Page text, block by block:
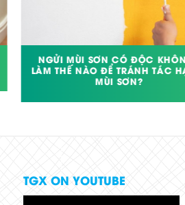
NGỬI MÙI SƠN CÓ ĐỘC
LÀM THẾ NÀO ĐỂ TRÁNH TÁC
MÙI SƠN?
TGX ON YOUTUBE